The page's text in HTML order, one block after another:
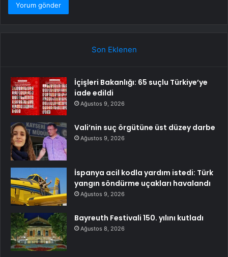
Son Eklenen
İçişleri Bakanlığı: 65 suçlu Türkiye’ye
iade edildi
Ağustos 9, 2026
Vali’nin suç örgütüne üst düzey darbe
Ağustos 9, 2026
İspanya acil kodla yardım istedi: Türk
yangın söndürme uçakları havalandı
Ağustos 9, 2026
Bayreuth Festivali 150. yılını kutladı
Ağustos 8, 2026